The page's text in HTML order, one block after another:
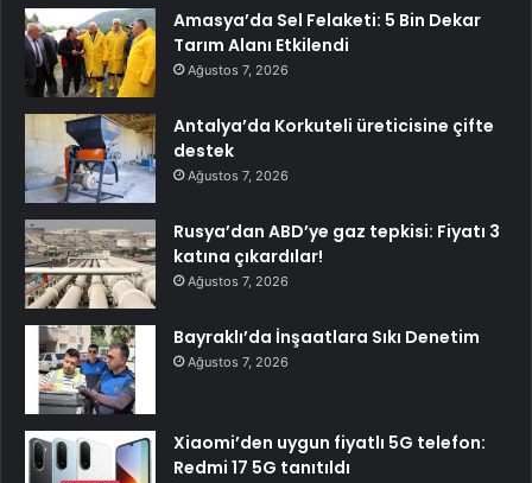
Amasya’da Sel Felaketi: 5 Bin Dekar
Tarım Alanı Etkilendi
Ağustos 7, 2026
Antalya’da Korkuteli üreticisine çifte
destek
Ağustos 7, 2026
Rusya’dan ABD’ye gaz tepkisi: Fiyatı 3
katına çıkardılar!
Ağustos 7, 2026
Bayraklı’da İnşaatlara Sıkı Denetim
Ağustos 7, 2026
Xiaomi’den uygun fiyatlı 5G telefon:
Redmi 17 5G tanıtıldı